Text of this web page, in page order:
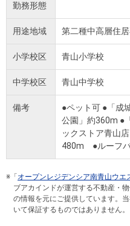
勤務形態
用途地域 第二種中高層住
小学校区 青山小学校
中学校区 青山中学校
備考
●ペット可 ●「成
公園」約360m ●
ックストア青山
480m ●ルーフバ
※「 オープンレジデンシア南青山ウエ
ブアカインドが運営する不動産・
の情報を元にご提供しています。
いて保証するものではありません。